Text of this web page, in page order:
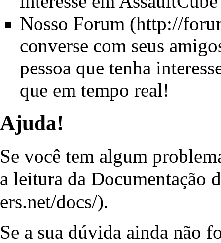
Nosso Forum
converse com seus
pessoa que tenha
que em tempo real!
Ajuda!
Se você tem algum
a leitura da Documentação
.
Se a sua dúvida ainda não